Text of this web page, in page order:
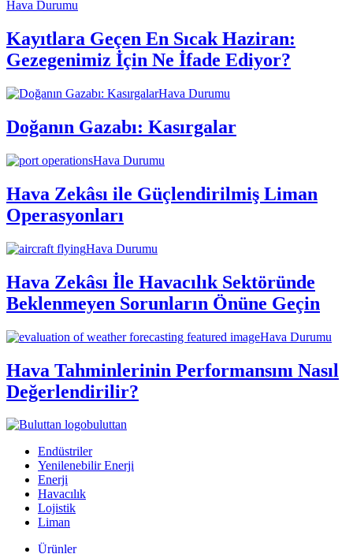
Hava Durumu
Kayıtlara Geçen En Sıcak Haziran:
Gezegenimiz İçin Ne İfade Ediyor?
Hava Durumu
Doğanın Gazabı: Kasırgalar
Hava Durumu
Hava Zekâsı ile Güçlendirilmiş Liman
Operasyonları
Hava Durumu
Hava Zekâsı İle Havacılık Sektöründe
Beklenmeyen Sorunların Önüne Geçin
Hava Durumu
Hava Tahminlerinin Performansını Nasıl
Değerlendirilir?
buluttan
Endüstriler
Yenilenebilir Enerji
Enerji
Havacılık
Lojistik
Liman
Ürünler